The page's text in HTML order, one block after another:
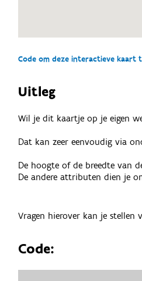
Code om deze interactieve kaart
Uitleg
Wil je dit kaartje op je eigen
Dat kan zeer eenvoudig via
De hoogte of de breedte van
De andere attributen dien je
Vragen hierover kan je stellen
Code: